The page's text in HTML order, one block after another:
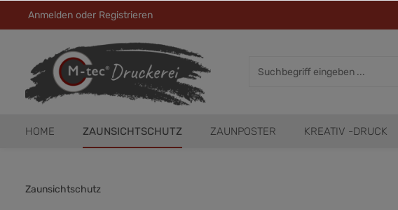
Anmelden oder Registrieren
HOME ZAUNSICHTSCHUTZ ZAUNPOSTER KREATIV -DRUCK
Zaunsichtschutz